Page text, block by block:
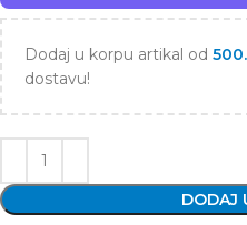
Dodaj u korpu artikal od
dostavu!
DODAJ